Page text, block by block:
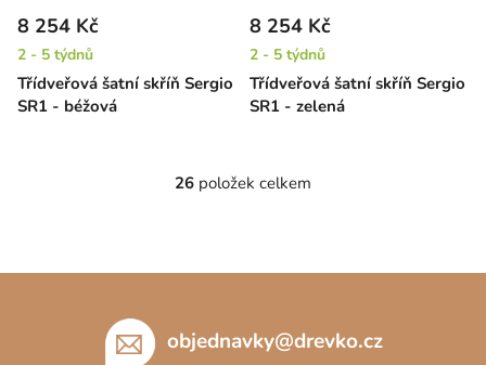
Třídveřová šatní skříň Sergio
SR1 - béžová
8 254 Kč
2 - 5 týdnů
Třídveřová šatní skříň Sergio
SR1 - zelená
8 254 Kč
2 - 5 týdnů
O
c
26 položek celkem
objednavky@drevko.cz